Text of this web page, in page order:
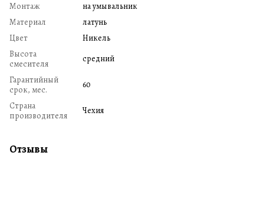
Монтаж
на умывальник
Материал
латунь
Цвет
Никель
Высота
смесителя
средний
Гарантийный
срок, мес.
60
Страна
производителя
Чехия
Отзывы